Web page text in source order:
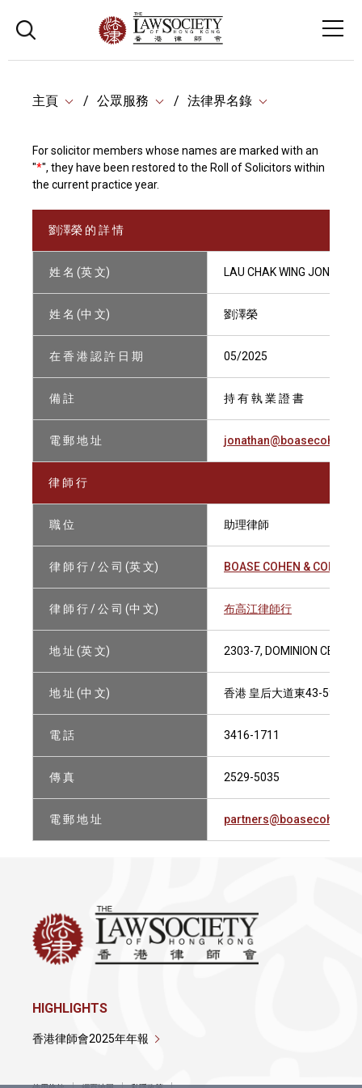
主頁 公眾服務 法律界名錄
For solicitor members whose names are marked with an
"*", they have been restored to the Roll of Solicitors within
the current practice year.
劉澤榮 的 詳 情
姓 名 (英 文) LAU CHAK WING
姓 名 (中 文) 劉澤榮
在 香 港 認 許 日 期 05/2025
備 註 持 有 執 業 證 書
電 郵 地 址
律 師 行
職 位 助理律師
律 師 行 / 公 司 (英 文) BOASE COHEN & COLLINS
律 師 行 / 公 司 (中 文) 布高江律師行
地 址 (英 文) 2303-7, DOMINION
地 址 (中 文) 香港 皇后大道東43-59號
電 話 3416-1711
傳 真 2529-5035
電 郵 地 址
HIGHLIGHTS
香港律師會2025年年報